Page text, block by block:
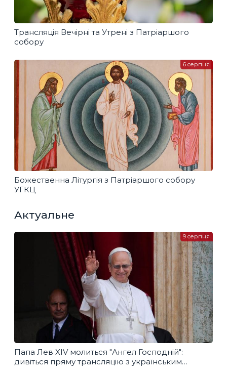
Трансляція Вечірні та Утрені з Патріаршого
собору
Божественна Літургія з Патріаршого собору
УГКЦ
6 серпня
Актуальне
Папа Лев XIV молиться "Ангел Господній":
дивіться пряму трансляцію з українським
9 серпня